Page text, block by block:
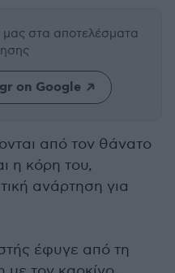
μας στα αποτελέσματα
on Google
από τον θάνατο
η κόρη του,
ανάρτηση για
έφυγε από τη